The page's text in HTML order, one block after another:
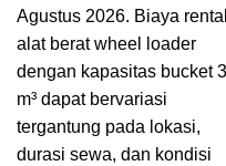
Agustus 2026. Biaya rental
alat berat wheel loader
dengan kapasitas bucket
m³ dapat bervariasi
tergantung pada lokasi,
durasi sewa, dan kondisi